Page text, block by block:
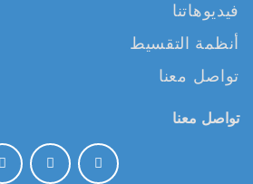
فيديوهاتنا
أنظمة التقسيط
تواصل معنا
تواصل معنا